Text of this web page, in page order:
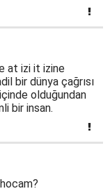
at izi it izine
bir dünya çağrısı
olduğundan
bir insan.